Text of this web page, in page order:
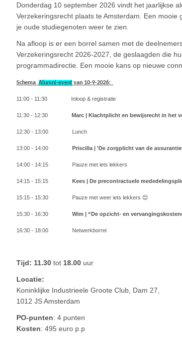
Donderdag 10 september 2026 vindt het jaarlijkse
Verzekeringsrecht plaats te Amsterdam. Een
je oude studiegenoten weer te zien.
Na afloop is er een borrel samen met de
Verzekeringsrecht 2026-2027, de geslaagden die
programmadirectie. Een mooie kans op nieuwe
Schema Alumni-event van 10-9-2026:
11:00 - 11:30 Inloop & registratie
11:30 - 12:30 Marc | Klachtplicht en
12:30 - 13:00 Lunch
13:00 - 14:00 Priscilla | 'De zorgplicht van
14:00 - 14:15 Pauze met iets lekkers
14:15 - 15:15 Kees | De precontractuele
15:15 - 15:30 Pauze met weer iets lekkers 😊
15:30 - 16:30 Wim | “De opzicht- en
16:30 - 18:00 Netwerkborrel
Tijd: 11.30 tot 18.00 uur
Locatie:
Koninklijke Industrieele Groote Club, Dam 27,
1012 JS Amsterdam
PO-punten: 4 punten
Kosten: 495 euro p.p